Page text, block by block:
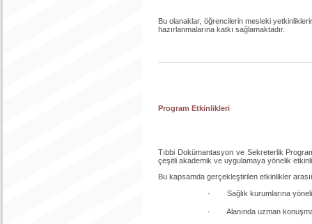
Bu olanaklar, öğrencilerin mesleki
hazırlanmalarına katkı sağlamaktadır.
Program Etkinlikleri
Tıbbi Dokümantasyon ve Sekreterlik
çeşitli akademik ve uygulamaya yönelik
Bu kapsamda gerçekleştirilen etkinlikler
· Sağlık kurumlarına
· Alanında uzman